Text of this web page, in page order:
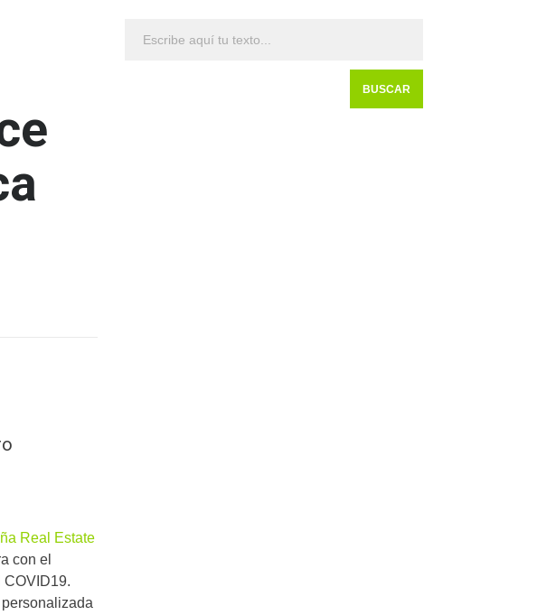
Real Estate
con el
COVID19.